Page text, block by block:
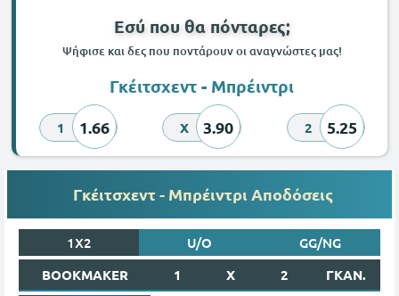
Εσύ που θα πόνταρες;
Ψήφισε και δες που ποντάρουν οι αναγνώστες μας!
Γκέιτσχεντ - Μπρέιντρι
1 1.66 X 3.90 2 5.25
Γκέιτσχεντ - Μπρέιντρι Αποδόσεις
1X2 U/O
GG/NG
BOOKMAKER
1 X 2 ΓΚΑΝ.